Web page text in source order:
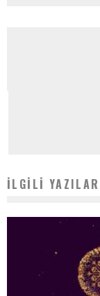
İLGILI YAZILAR